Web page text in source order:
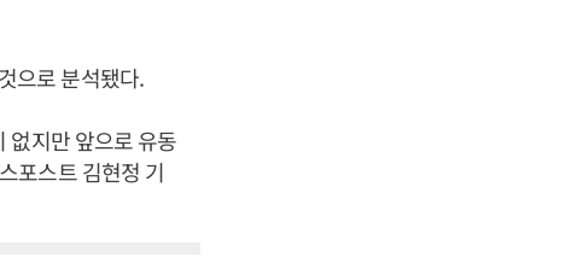
으로 분석됐다.
없지만 앞으로 유동
포스트 김현정 기